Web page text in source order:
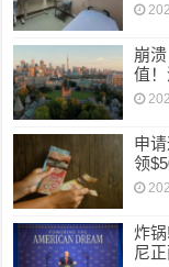
崩
值！
申
领
炸
尼